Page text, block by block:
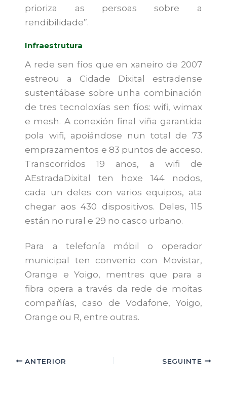
prioriza as persoas sobre a
rendibilidade”.
Infraestrutura
A rede sen fíos que en xaneiro de 2007
estreou a Cidade Dixital estradense
sustentábase sobre unha combinación
de tres tecnoloxías sen fíos: wifi, wimax
e mesh. A conexión final viña garantida
pola wifi, apoiándose nun total de 73
emprazamentos e 83 puntos de acceso.
Transcorridos 19 anos, a wifi de
AEstradaDixital ten hoxe 144 nodos,
cada un deles con varios equipos, ata
chegar aos 430 dispositivos. Deles, 115
están no rural e 29 no casco urbano.
Para a telefonía móbil o operador
municipal ten convenio con Movistar,
Orange e Yoigo, mentres que para a
fibra opera a través da rede de moitas
compañías, caso de Vodafone, Yoigo,
Orange ou R, entre outras.
ANTERIOR SEGUINTE